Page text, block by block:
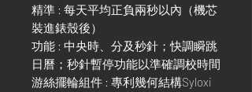
精準 : 每天平均正負兩秒以內（機芯
裝進錶殼後）
功能 : 中央時、分及秒針；快調瞬跳
日曆；秒針暫停功能以準確調校時間
游絲擺輪組件 : 專利幾何結構Syloxi